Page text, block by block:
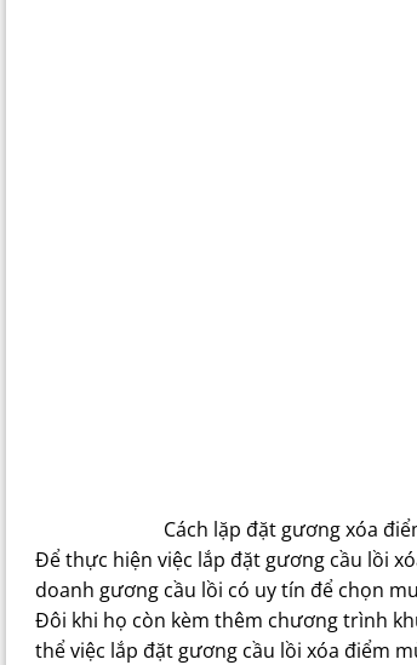
Cách lặp đặt gương xóa
Để thực hiện việc lắp đặt gương cầu lồi
doanh gương cầu lồi có uy tín để chọn
Đôi khi họ còn kèm thêm chương trình
thể việc lắp đặt gương cầu lồi xóa điểm